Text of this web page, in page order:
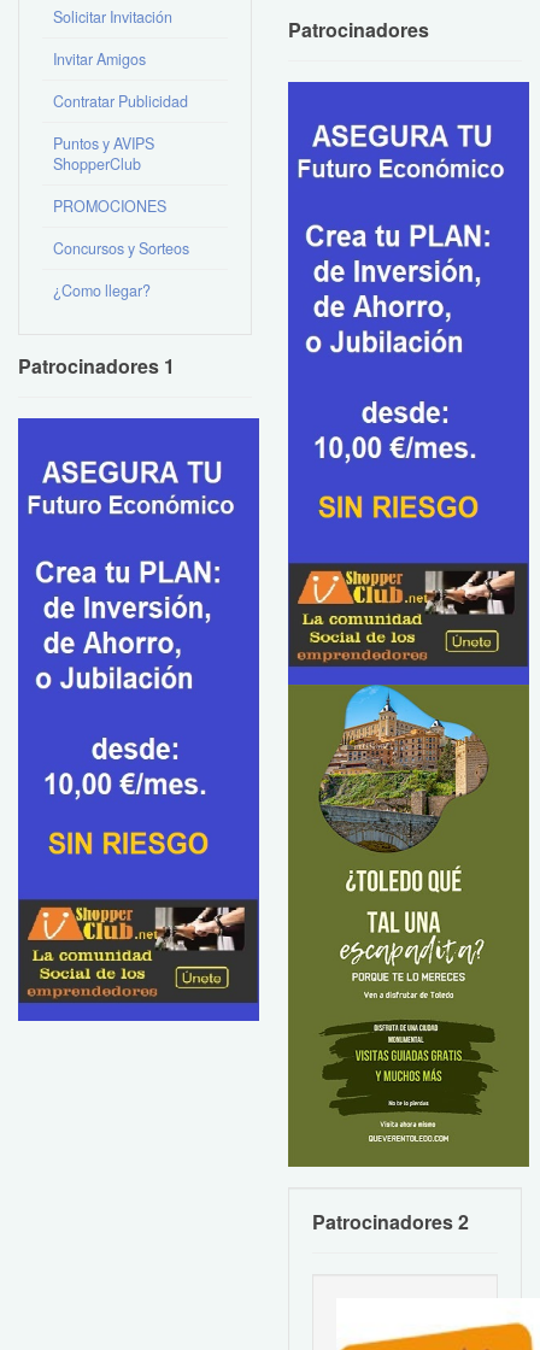
Solicitar Invitación
Invitar Amigos
Contratar Publicidad
Puntos y AVIPS
ShopperClub
PROMOCIONES
Concursos y Sorteos
¿Como llegar?
Patrocinadores 1
Patrocinadores
Patrocinadores 2